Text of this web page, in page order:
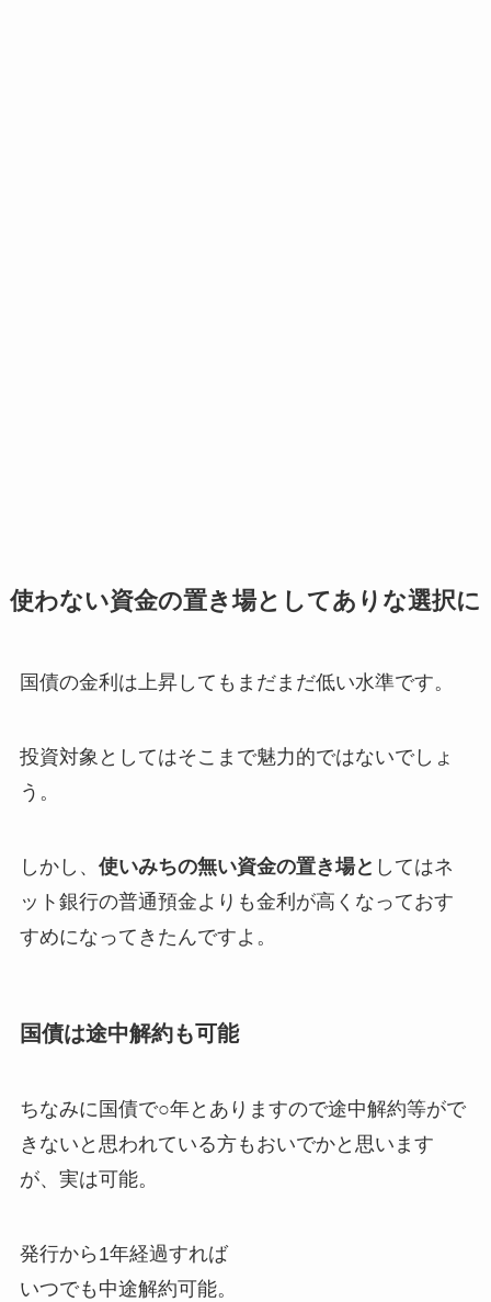
使わない資金の置き場としてありな選択に
国債の金利は上昇してもまだまだ低い水準です。
投資対象としてはそこまで魅力的ではないでしょ
う。
しかし、 使いみちの無い資金の置き場と してはネ
ット銀行の普通預金よりも金利が高くなっておす
すめになってきたんですよ。
国債は途中解約も可能
ちなみに国債で○年とありますので途中解約等がで
きないと思われている方もおいでかと思います
が、実は可能。
発行から1年経過すれば
いつでも中途解約可能。